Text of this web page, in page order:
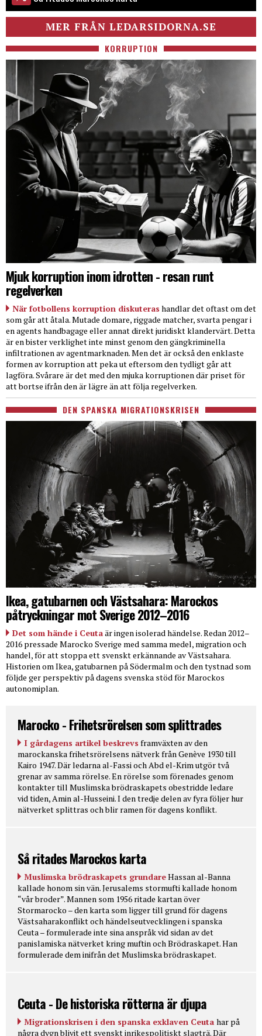
MER FRÅN LEDARSIDORNA.SE
KORRUPTION
Mjuk korruption inom idrotten - resan runt
regelverken
När fotbollens korruption diskuteras handlar det oftast om det
som går att åtala. Mutade domare, riggade matcher, svarta pengar i
en agents handbagage eller annat direkt juridiskt klandervärt. Detta
är en bister verklighet inte minst genom den gängkriminella
infiltrationen av agentmarknaden. Men det är också den enklaste
formen av korruption att peka ut eftersom den tydligt går att
lagföra. Svårare är det med den mjuka korruptionen där priset för
att bortse ifrån den är lägre än att följa regelverken.
DEN SPANSKA MIGRATIONSKRISEN
Ikea, gatubarnen och Västsahara: Marockos
påtryckningar mot Sverige 2012–2016
Det som hände i Ceutaär ingen isolerad händelse. Redan 2012–
2016 pressade Marocko Sverige med samma medel, migration och
handel, för att stoppa ett svenskt erkännande av Västsahara.
Historien om Ikea, gatubarnen på Södermalm och den tystnad som
följde ger perspektiv på dagens svenska stöd för Marockos
autonomiplan.
Marocko - Frihetsrörelsen som splittrades
I gårdagens artikel beskrevs framväxten av den
marockanska frihetsrörelsens nätverk från Genève 1930 till
Kairo 1947. Där ledarna al-Fassi och Abd el-Krim utgör två
grenar av samma rörelse. En rörelse som förenades genom
kontakter till Muslimska brödraskapets obestridde ledare
vid tiden, Amin al-Husseini. I den tredje delen av fyra följer hur
nätverket splittras och blir ramen för dagens konflikt.
Så ritades Marockos karta
Muslimska brödraskapets grundareHassan al-Banna
kallade honom sin vän. Jerusalems stormufti kallade honom
“vår broder”. Mannen som 1956 ritade kartan över
Stormarocko – den karta som ligger till grund för dagens
Västsaharakonflikt och händelseutvecklingen i spanska
Ceuta – formulerade inte sina anspråk vid sidan av det
panislamiska nätverket kring muftin och Brödraskapet. Han
formulerade dem inifrån det Muslimska brödraskapet.
Ceuta - De historiska rötterna är djupa
Migrationskrisen i den spanska exklaven Ceuta har på
några dygn blivit ett svenskt inrikespolitiskt slagträ. Där